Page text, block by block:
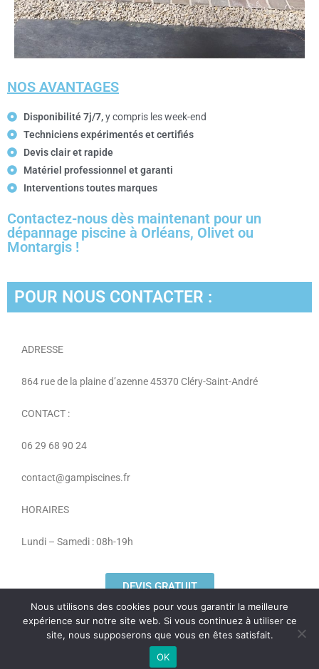
NOS AVANTAGES
Disponibilité 7j/7,y compris les week-end
Techniciens expérimentés et certifiés
Devis clair et rapide
Matériel professionnel et garanti
Interventions toutes marques
Contactez-nous dès maintenant pour un
dépannage piscine à Orléans, Olivet ou
Montargis !
POUR NOUS CONTACTER :
ADRESSE
864 rue de la plaine d’azenne 45370 Cléry-Saint-André
CONTACT :
06 29 68 90 24
contact@gampiscines.fr
HORAIRES
Lundi – Samedi : 08h-19h
DEVIS GRATUIT
Nous utilisons des cookies pour vous garantir la meilleure
expérience sur notre site web. Si vous continuez à utiliser ce
site, nous supposerons que vous en êtes satisfait.
OK